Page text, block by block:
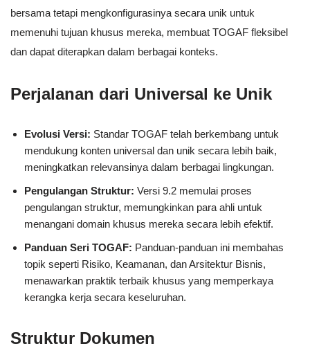
bersama tetapi mengkonfigurasinya secara unik untuk
memenuhi tujuan khusus mereka, membuat TOGAF fleksibel
dan dapat diterapkan dalam berbagai konteks.
Perjalanan dari Universal ke Unik
Evolusi Versi: Standar TOGAF telah berkembang untuk
mendukung konten universal dan unik secara lebih baik,
meningkatkan relevansinya dalam berbagai lingkungan.
Pengulangan Struktur: Versi 9.2 memulai proses
pengulangan struktur, memungkinkan para ahli untuk
menangani domain khusus mereka secara lebih efektif.
Panduan Seri TOGAF: Panduan-panduan ini membahas
topik seperti Risiko, Keamanan, dan Arsitektur Bisnis,
menawarkan praktik terbaik khusus yang memperkaya
kerangka kerja secara keseluruhan.
Struktur Dokumen